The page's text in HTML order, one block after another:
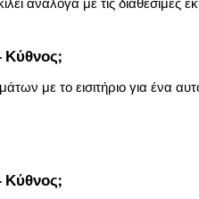
Κύθνος;
με το εισιτήριο για ένα
Κύθνος;